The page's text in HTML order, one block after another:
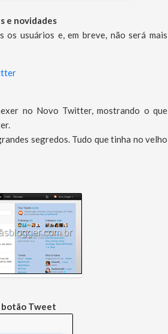
e novidades
usuários e, em breve, não será mais
no Novo Twitter, mostrando o que
segredos. Tudo que tinha no velho
botão Tweet